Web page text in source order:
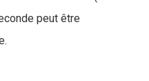
peut être